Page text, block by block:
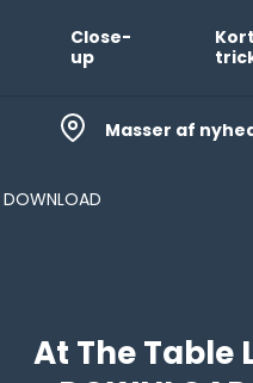
Close-
up
Masser af
At The Table